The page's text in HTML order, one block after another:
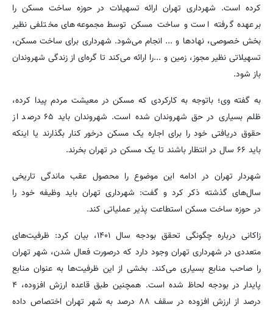
کرده است. شهرداری تهران ارائه تسهیلات در حوزه ساخت مسکن را
برعهده گرفته است و ساخت مسکن توسط مجموعه‌های مختلفی نظیر
بخش خصوصی، نهادها و ... انجام می‌شود. شهرداری برای ساخت مسکن،
تسهیلاتی نظیر مجوز، زمین و ...را ارائه می‌کند تا گره‌ای از زندگی شهروندان
باز شود.
به گفته وی؛ باتوجه به کارکردی که مسکن در معیشت مردم پیدا کرده،
ظلم بسیاری در حق شهروندان شده است. شهروندان باید ۶۵ درصد از
حقوق دریافتی خود را برای اجاره یک مسکن درخور کنار بگذارند یا اینکه
باید ۶۶ سال در انتظار باشند تا یک مسکن در تهران بخرند.
شهردار تهران در ادامه این موضوع را محصول عقب ماندگی تاریخی
سال‌های گذشته ذکر کرد و گفت: شهرداری تهران باید وظیفه خود را
در حوزه ساخت مسکن استطاعت پذیر عملیاتی کند.
زاکانی درباره چگونگی تحقق بودجه سال ۱۴۰۱، بیان کرد: ظرفیت‌های
متعددی در شهرداری تهران وجود دارد که درصورت فعال شدن، شهر تهران
را صاحب منابع بسیاری می‌کند. بخشی از این ظرفیت‌ها به عنوان منابع
پایدار در بودجه لحاظ شده است. همچنین طبق قاعده ارزش افزوده، ۴
درصد از ارزش افزوده در سقف ۸۸ درصد به شهر تهران اختصاص داده